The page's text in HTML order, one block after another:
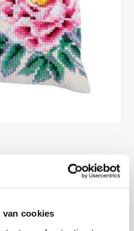
van cookies